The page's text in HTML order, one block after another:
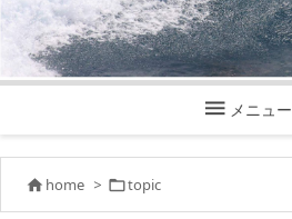
 メニュー
 home > topic